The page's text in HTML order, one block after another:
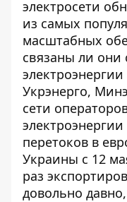
электросети
из самых
масштабных
связаны ли они
Укрэнерго,
сети
электроэнергии
перетоков в
Украины с 12
раз
довольно